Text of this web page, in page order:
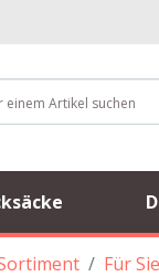
Für Sie